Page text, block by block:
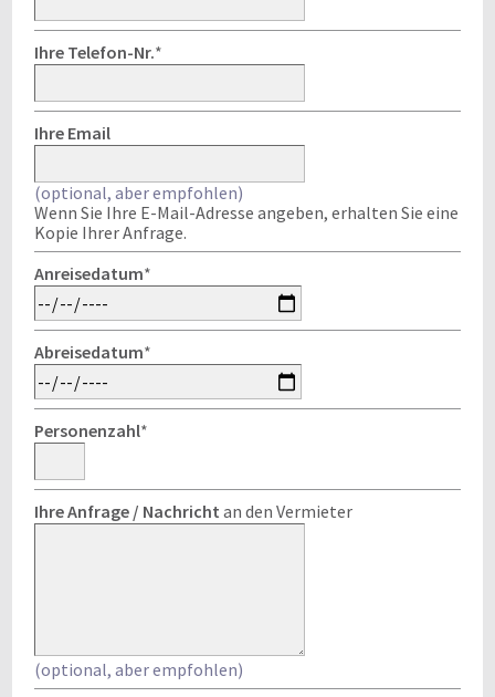
Ihre Telefon-Nr.*
Ihre Email
(optional, aber empfohlen)
Wenn Sie Ihre E-Mail-Adresse angeben, erhalten Sie eine
Kopie Ihrer Anfrage.
Anreisedatum*
Abreisedatum*
Personenzahl*
Ihre Anfrage / Nachricht an den Vermieter
(optional, aber empfohlen)